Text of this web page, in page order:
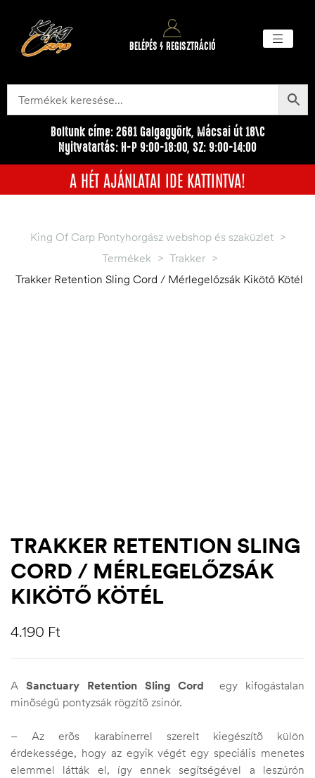
BELÉPÉS / REGISZTRÁCIÓ
Boltunk címe: 2681 Galgagyörk, Mácsai út 18\C
Nyitvatartás: H-P 9:00-18:00, SZ: 9:00-14:00
A HÉT AJÁNLATAI IDE KATTINTVA!
King Of Carp Pontyhorgász webshop és szaküzlet >
Termékek > Trakker >
Trakker Retention Sling Cord / Mérlegelőzsák Kikötő Kötél
TRAKKER RETENTION SLING
CORD / MÉRLEGELŐZSÁK
KIKÖTŐ KÖTÉL
4.190 Ft
A Sanctuary Retention Sling Cord egy kifogástalan
minõségû pontyzsák rögzítõ zsinór.
– Az erõs karabinerrel szerelt kiegészítõ külön
érdekessége, hogy az egyik végét egy speciális menetes
elemmel látták el, így ennek segítségével a leszúrón